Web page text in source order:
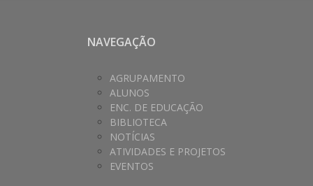
NAVEGAÇÃO
AGRUPAMENTO
ALUNOS
ENC. DE EDUCAÇÃO
BIBLIOTECA
NOTÍCIAS
ATIVIDADES E PROJETOS
EVENTOS